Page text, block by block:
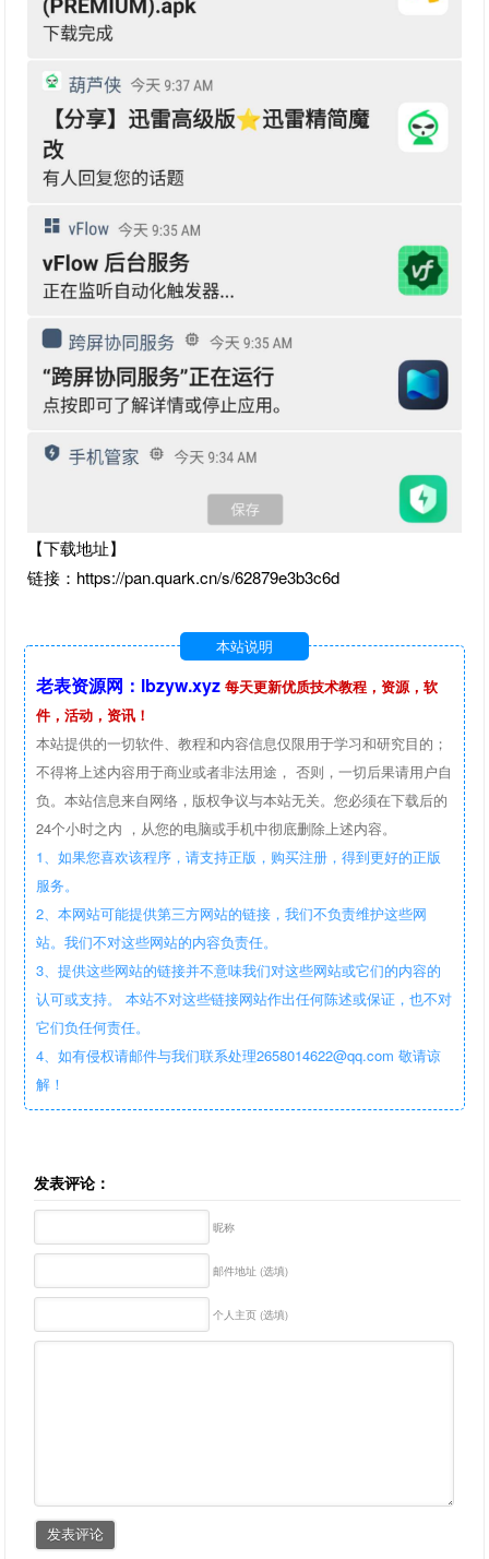
【下载地址】
链接：https://pan.quark.cn/s/62879e3b3c6d
本站说明
老表资源网：lbzyw.xyz 每天更新优质技术教程，资源，软
件，活动，资讯！
本站提供的一切软件、教程和内容信息仅限用于学习和研究目的；
不得将上述内容用于商业或者非法用途， 否则，一切后果请用户自
负。本站信息来自网络，版权争议与本站无关。您必须在下载后的
24个小时之内 ，从您的电脑或手机中彻底删除上述内容。
1、如果您喜欢该程序，请支持正版，购买注册，得到更好的正版
服务。
2、本网站可能提供第三方网站的链接，我们不负责维护这些网
站。我们不对这些网站的内容负责任。
3、提供这些网站的链接并不意味我们对这些网站或它们的内容的
认可或支持。 本站不对这些链接网站作出任何陈述或保证，也不对
它们负任何责任。
4、如有侵权请邮件与我们联系处理2658014622@qq.com 敬请谅
解！
发表评论：
昵称
邮件地址 (选填)
个人主页 (选填)